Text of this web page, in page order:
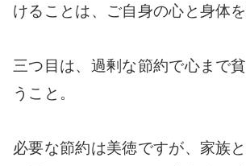
けることは、ご自身の心と身体を
三つ目は、過剰な節約で心まで
うこと。
必要な節約は美徳ですが、家族